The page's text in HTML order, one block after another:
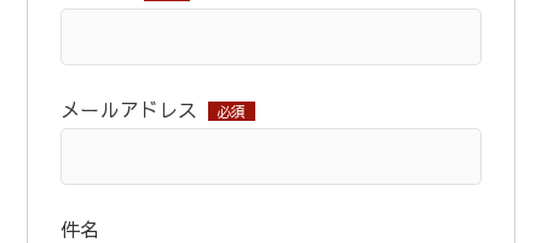
メールアドレス 必須
件名